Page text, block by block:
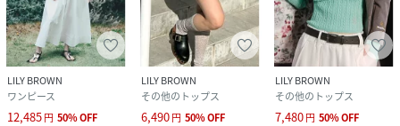
LILY BROWN
ワンピース
12,485円 50%OFF
LILY BROWN
その他のトップス
6,490円 50%OFF
LILY BROWN
その他のトップス
7,480円 50%OFF